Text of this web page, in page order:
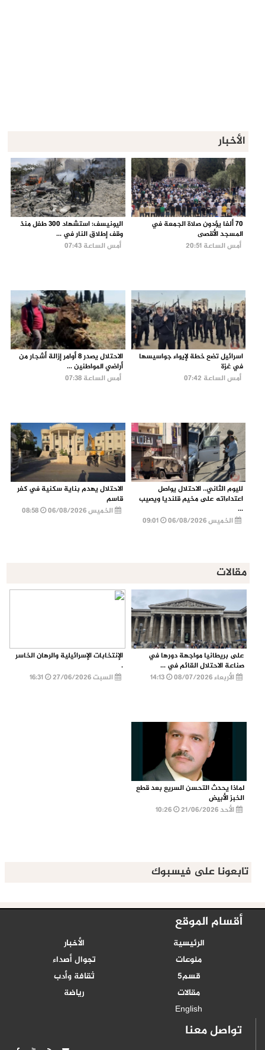
الأخبار
70 ألفا يؤدون صلاة الجمعة في
المسجد الأقصى
أمس الساعة 20:51
اليونيسف: استشهاد 300 طفل منذ
وقف إطلاق النار في ...
أمس الساعة 07:43
اسرائيل تضع خطة لإيواء جواسيسها
في غزة
أمس الساعة 07:42
الاحتلال يصدر 8 أوامر إزالة أشجار من
أراضي المواطنين ...
أمس الساعة 07:38
لليوم الثاني.. الاحتلال يواصل
اعتداءاته على مخيم قلنديا ويصيب
...
الخميس 06/08/2026
الاحتلال يهدم بناية سكنية في كفر
قاسم
الخميس 06/08/2026
08:58
مقالات
على بريطانيا مواجهة دورها في
صناعة الاحتلال القائم في ...
الأربعاء 08/07/2026
الإنتخابات الإسرائيلية والرهان الخاسر
.
السبت 27/06/2026
16:31
لماذا يحدث التحسن السريع بعد قطع
الخبز الأبيض
الأحد 21/06/2026
تابعونا على فيسبوك
أقسام الموقع
الرئيسية
الأخبار
منوعات
تجوال أصداء
قسم5
ثقافة وأدب
مقالات
رياضة
English
تواصل معنا